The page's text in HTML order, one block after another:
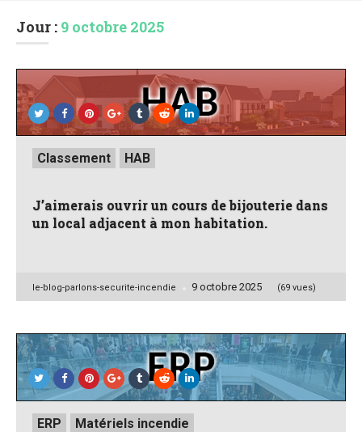
Jour : 9 octobre 2025
Posted
inClassement HAB
J’aimerais ouvrir un cours de bijouterie dans
un local adjacent à mon habitation.
Posted
le-blog-parlons-securite-incendie 9 octobre 2025 (69 vues)
Posted
inERP Matériels incendie